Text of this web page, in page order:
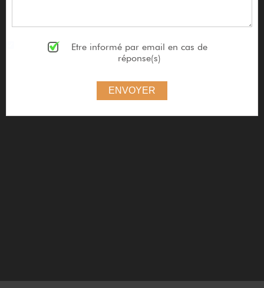
Etre informé par email en cas de
réponse(s)
ENVOYER